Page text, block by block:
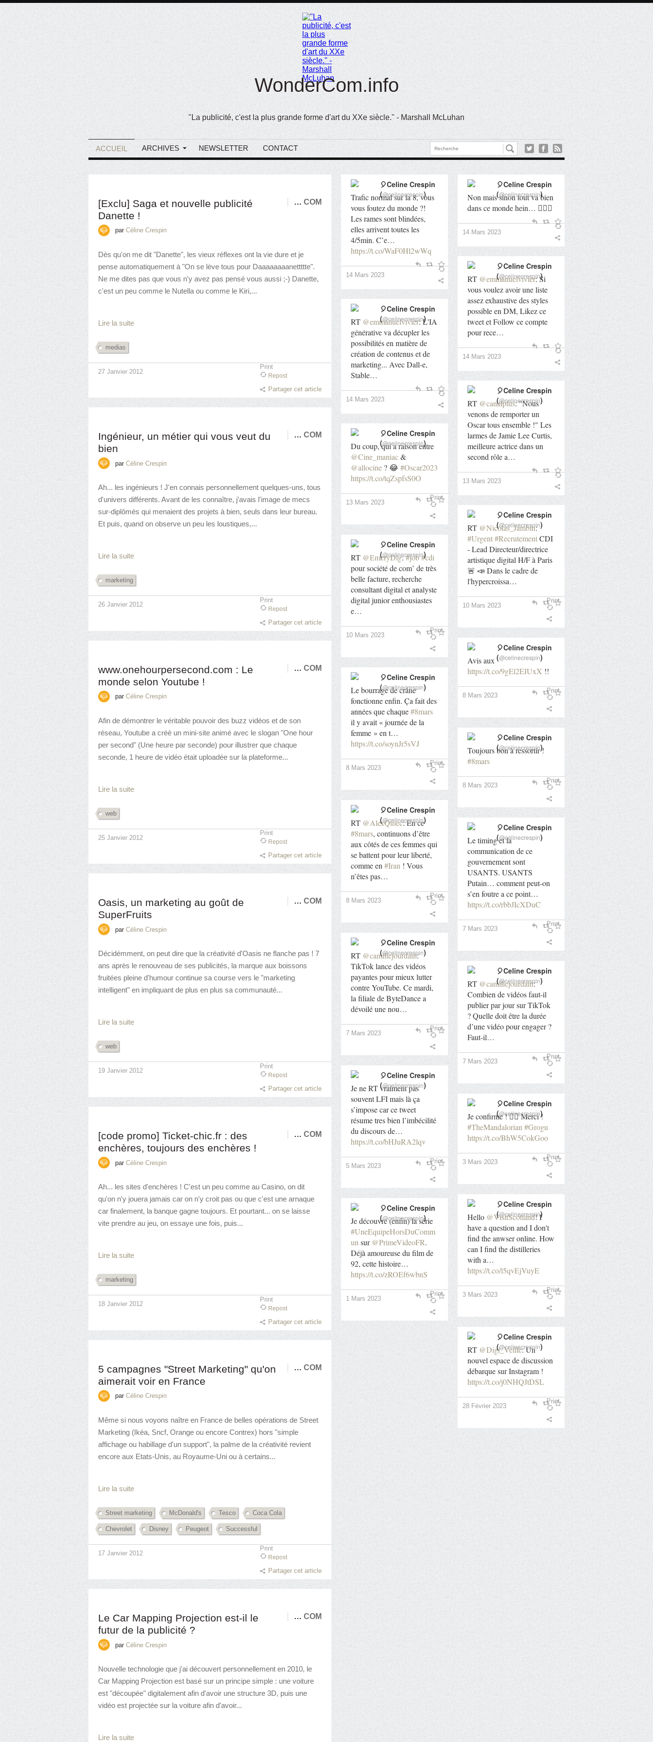
WonderCom.info
"La publicité, c'est la plus grande forme d'art du XXe siècle." - Marshall McLuhan
ACCUEIL ARCHIVES NEWSLETTER CONTACT
[Exclu] Saga et nouvelle publicité
Danette !
… COM
par Céline Crespin
Dès qu'on me dit "Danette", les vieux réflexes ont la vie dure et je
pense automatiquement à "On se lève tous pour Daaaaaaaanettttte".
Ne me dites pas que vous n'y avez pas pensé vous aussi ;-) Danette,
c'est un peu comme le Nutella ou comme le Kiri,...
Lire la suite
medias
27 Janvier 2012
Print
Repost
Partager cet article
Ingénieur, un métier qui vous veut du
bien
… COM
par Céline Crespin
Ah... les ingénieurs ! J'en connais personnellement quelques-uns, tous
d'univers différents. Avant de les connaître, j'avais l'image de mecs
sur-diplômés qui menaient des projets à bien, seuls dans leur bureau.
Et puis, quand on observe un peu les loustiques,...
Lire la suite
marketing
26 Janvier 2012
Print
Repost
Partager cet article
www.onehourpersecond.com : Le
monde selon Youtube !
… COM
par Céline Crespin
Afin de démontrer le véritable pouvoir des buzz vidéos et de son
réseau, Youtube a créé un mini-site animé avec le slogan "One hour
per second" (Une heure par seconde) pour illustrer que chaque
seconde, 1 heure de vidéo était uploadée sur la plateforme...
Lire la suite
web
25 Janvier 2012
Print
Repost
Partager cet article
Oasis, un marketing au goût de
SuperFruits
… COM
par Céline Crespin
Décidémment, on peut dire que la créativité d'Oasis ne flanche pas ! 7
ans après le renouveau de ses publicités, la marque aux boissons
fruitées pleine d'humour continue sa course vers le "marketing
intelligent" en impliquant de plus en plus sa communauté...
Lire la suite
web
19 Janvier 2012
Print
Repost
Partager cet article
[code promo] Ticket-chic.fr : des
enchères, toujours des enchères !
… COM
par Céline Crespin
Ah... les sites d'enchères ! C'est un peu comme au Casino, on dit
qu'on n'y jouera jamais car on n'y croit pas ou que c'est une arnaque
car finalement, la banque gagne toujours. Et pourtant... on se laisse
vite prendre au jeu, on essaye une fois, puis...
Lire la suite
marketing
18 Janvier 2012
Print
Repost
Partager cet article
5 campagnes "Street Marketing" qu'on
aimerait voir en France
… COM
par Céline Crespin
Même si nous voyons naître en France de belles opérations de Street
Marketing (Ikéa, Sncf, Orange ou encore Contrex) hors "simple
affichage ou habillage d'un support", la palme de la créativité revient
encore aux Etats-Unis, au Royaume-Uni ou à certains...
Lire la suite
Street marketing McDonald's Tesco Coca Cola
Chevrolet Disney Peugeot Successful
17 Janvier 2012
Print
Repost
Partager cet article
Le Car Mapping Projection est-il le
futur de la publicité ?
… COM
par Céline Crespin
Nouvelle technologie que j'ai découvert personnellement en 2010, le
Car Mapping Projection est basé sur un principe simple : une voiture
est "découpée" digitalement afin d'avoir une structure 3D, puis une
vidéo est projectée sur la voiture afin d'avoir...
Lire la suite
Trafic normal sur la 8, vous
vous foutez du monde ?!
Les rames sont blindées,
elles arrivent toutes les
4/5min. C’e…
https://t.co/WaF0Hl2wWq
🎈Celine Crespin
(@celinecrespin)
14 Mars 2023
Non mais sinon tout va bien
dans ce monde hein… 🤦🏻‍♀️
🎈Celine Crespin
(@celinecrespin)
14 Mars 2023
RT @emmanuelvivier: Si
vous voulez avoir une liste
assez exhaustive des styles
possible en DM, Likez ce
tweet et Follow ce compte
pour rece…
🎈Celine Crespin
(@celinecrespin)
14 Mars 2023
RT @emmanuelvivier: L'IA
générative va décupler les
possibilités en matière de
création de contenus et de
marketing... Avec Dall-e,
Stable…
🎈Celine Crespin
(@celinecrespin)
14 Mars 2023 RT @canalplus: "Nous
venons de remporter un
Oscar tous ensemble !" Les
larmes de Jamie Lee Curtis,
meilleure actrice dans un
second rôle a…
🎈Celine Crespin
(@celinecrespin)
13 Mars 2023
Du coup, qui a raison entre
@Cine_maniac&
@allocine ? 😂 #Oscar2023
https://t.co/tqZspfsS0O
🎈Celine Crespin
(@celinecrespin)
13 Mars 2023
Print
RT @Nicolas_Jambin:
#Urgent#RecrutementCDI
- Lead Directeur/directrice
artistique digital H/F à Paris
🚨 📣 Dans le cadre de
l'hypercroissa…
🎈Celine Crespin
(@celinecrespin)
10 Mars 2023
Print
RT @EmeryDlg:#job#cdi
pour société de com’ de très
belle facture, recherche
consultant digital et analyste
digital junior enthousiastes
e…
🎈Celine Crespin
(@celinecrespin)
10 Mars 2023
Print
Avis aux
https://t.co/9gEl2EIUxX !!
🎈Celine Crespin
(@celinecrespin)
8 Mars 2023
Print
Le bourrage de crâne
fonctionne enfin. Ça fait des
années que chaque#8mars
il y avait « journée de la
femme » en t…
https://t.co/soynJr5sVJ
🎈Celine Crespin
(@celinecrespin)
8 Mars 2023
Print
Toujours bon à ressortir !
#8mars
🎈Celine Crespin
(@celinecrespin)
8 Mars 2023
Print
RT @AlexQuiec: En ce
#8mars, continuons d’être
aux côtés de ces femmes qui
se battent pour leur liberté,
comme en #Iran ! Vous
n’êtes pas…
🎈Celine Crespin
(@celinecrespin)
8 Mars 2023
Print
Le timing et la
communication de ce
gouvernement sont
USANTS. USANTS
Putain… comment peut-on
s’en foutre a ce point…
https://t.co/rbbJIcXDuC
🎈Celine Crespin
(@celinecrespin)
7 Mars 2023
Print
RT @camillejourdain:
TikTok lance des vidéos
payantes pour mieux lutter
contre YouTube. Ce mardi,
la filiale de ByteDance a
dévoilé une nou…
🎈Celine Crespin
(@celinecrespin)
7 Mars 2023
Print
RT @camillejourdain:
Combien de vidéos faut-il
publier par jour sur TikTok
? Quelle doit être la durée
d’une vidéo pour engager ?
Faut-il…
🎈Celine Crespin
(@celinecrespin)
7 Mars 2023
Print
Je ne RT vraiment pas
souvent LFI mais là ça
s’impose car ce tweet
résume tres bien l’imbécilité
du discours de…
https://t.co/bHJuRA2lqv
🎈Celine Crespin
(@celinecrespin)
5 Mars 2023
Print
Je confirme ! 👍🏻 Merci !
#TheMandalorian #Grogu
https://t.co/BhW5CokGoo
🎈Celine Crespin
(@celinecrespin)
3 Mars 2023
Print
Hello @VisitScotland! I
have a question and I don't
find the anwser online. How
can I find the distilleries
with a…
https://t.co/l5qvEjVuyE
🎈Celine Crespin
(@celinecrespin)
3 Mars 2023
Print
Je découvre (enfin) la série
#UneEquipeHorsDuComm
un sur @PrimeVideoFR.
Déjà amoureuse du film de
92, cette histoire…
https://t.co/zROEf6wbnS
🎈Celine Crespin
(@celinecrespin)
1 Mars 2023
Print
RT @Digi_Veille: Un
nouvel espace de discussion
débarque sur Instagram !
https://t.co/j0NHQJtDSL
🎈Celine Crespin
(@celinecrespin)
28 Février 2023
Print